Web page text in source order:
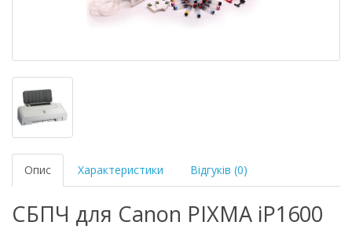
Опис Характеристики Відгуків (0)
СБПЧ для Canon PIXMA iP1600